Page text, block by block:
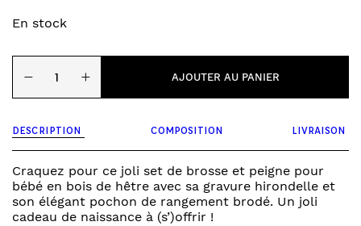
En stock
quantité
de
brosse
et
peigne
hirondelles
− + AJOUTER AU PANIER
DESCRIPTION COMPOSITION LIVRAISON
Craquez pour ce joli set de brosse et peigne pour
bébé en bois de hêtre avec sa gravure hirondelle et
son élégant pochon de rangement brodé. Un joli
cadeau de naissance à (s’)offrir !